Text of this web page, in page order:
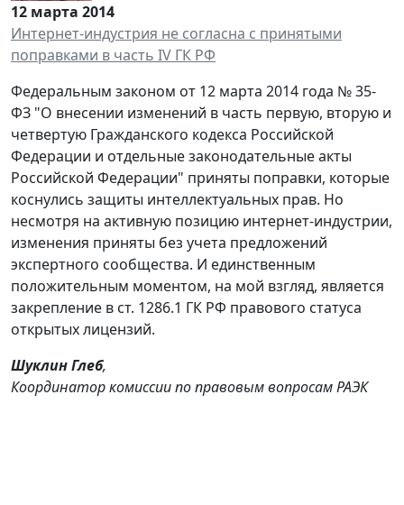
12 марта 2014
Интернет-индустрия не согласна с принятыми
поправками в часть IV ГК РФ
Федеральным законом от 12 марта 2014 года № 35-
ФЗ "О внесении изменений в часть первую, вторую и
четвертую Гражданского кодекса Российской
Федерации и отдельные законодательные акты
Российской Федерации" приняты поправки, которые
коснулись защиты интеллектуальных прав. Но
несмотря на активную позицию интернет-индустрии,
изменения приняты без учета предложений
экспертного сообщества. И единственным
положительным моментом, на мой взгляд, является
закрепление в ст. 1286.1 ГК РФ правового статуса
открытых лицензий.
Шуклин Глеб,
Координатор комиссии по правовым вопросам РАЭК